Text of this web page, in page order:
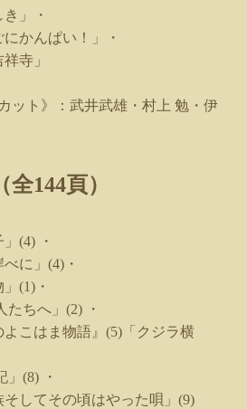
」・
かんぱい！」・
寺」
ット》：武井武雄・村上 勉・伊
全144頁）
(4)
・
に」 (4) ・
(1) ・
ちへ」 (2)
・
こはま物語』 (5) 「クジラ横
(8)
・
してその頃はやった唄」 (9)